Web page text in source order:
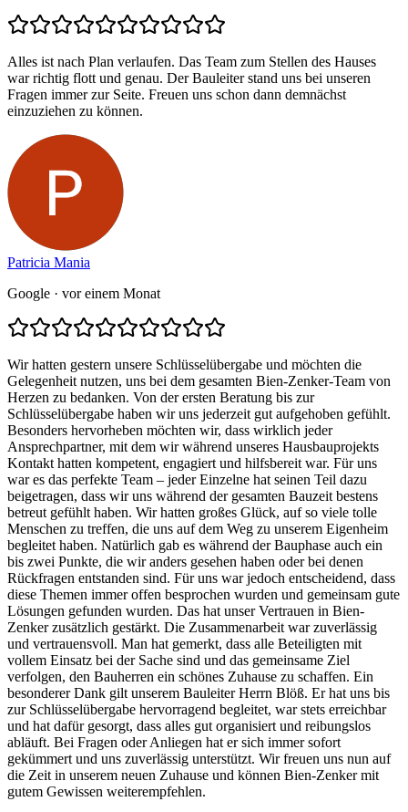
Alles ist nach Plan verlaufen. Das Team zum Stellen des Hauses
war richtig flott und genau. Der Bauleiter stand uns bei unseren
Fragen immer zur Seite. Freuen uns schon dann demnächst
einzuziehen zu können.
Patricia Mania
Google · vor einem Monat
Wir hatten gestern unsere Schlüsselübergabe und möchten die
Gelegenheit nutzen, uns bei dem gesamten Bien-Zenker-Team von
Herzen zu bedanken. Von der ersten Beratung bis zur
Schlüsselübergabe haben wir uns jederzeit gut aufgehoben gefühlt.
Besonders hervorheben möchten wir, dass wirklich jeder
Ansprechpartner, mit dem wir während unseres Hausbauprojekts
Kontakt hatten kompetent, engagiert und hilfsbereit war. Für uns
war es das perfekte Team – jeder Einzelne hat seinen Teil dazu
beigetragen, dass wir uns während der gesamten Bauzeit bestens
betreut gefühlt haben. Wir hatten großes Glück, auf so viele tolle
Menschen zu treffen, die uns auf dem Weg zu unserem Eigenheim
begleitet haben. Natürlich gab es während der Bauphase auch ein
bis zwei Punkte, die wir anders gesehen haben oder bei denen
Rückfragen entstanden sind. Für uns war jedoch entscheidend, dass
diese Themen immer offen besprochen wurden und gemeinsam gute
Lösungen gefunden wurden. Das hat unser Vertrauen in Bien-
Zenker zusätzlich gestärkt. Die Zusammenarbeit war zuverlässig
und vertrauensvoll. Man hat gemerkt, dass alle Beteiligten mit
vollem Einsatz bei der Sache sind und das gemeinsame Ziel
verfolgen, den Bauherren ein schönes Zuhause zu schaffen. Ein
besonderer Dank gilt unserem Bauleiter Herrn Blöß. Er hat uns bis
zur Schlüsselübergabe hervorragend begleitet, war stets erreichbar
und hat dafür gesorgt, dass alles gut organisiert und reibungslos
abläuft. Bei Fragen oder Anliegen hat er sich immer sofort
gekümmert und uns zuverlässig unterstützt. Wir freuen uns nun auf
die Zeit in unserem neuen Zuhause und können Bien-Zenker mit
gutem Gewissen weiterempfehlen.